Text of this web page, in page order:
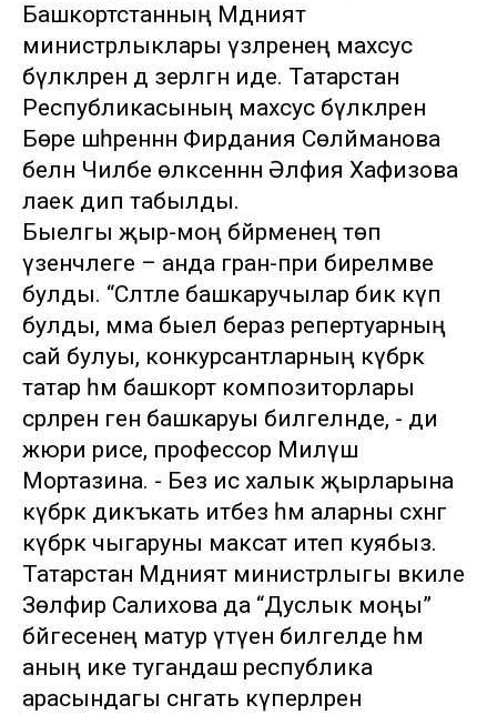
Башкортстанның Мәдәният
министрлыклары үзләренең махсус
бүләкләрен дә әзерләгән иде. Татарстан
Республикасының махсус бүләкләренә
Бөре шәһәреннән Фирдания Сөләйманова
белән Чиләбе өлкәсеннән Әлфия Хафизова
лаек дип табылды.
Быелгы җыр-моң бәйрәменең төп
үзенчәлеге – анда гран-при бирелмәве
булды. “Сәләтле башкаручылар бик күп
булды, әмма быел бераз репертуарның
сай булуы, конкурсантларның күбрәк
татар һәм башкорт композиторлары
әсәрләрен генә башкаруы билгеләнде, - ди
жюри рәисе, профессор Миләүшә
Мортазина. - Без исә халык җырларына
күбрәк дикъкать итәбез һәм аларны сәхнәгә
күбрәк чыгаруны максат итеп куябыз.
Татарстан Мәдәният министрлыгы вәкиле
Зөлфирә Салихова да “Дуслык моңы”
бәйгесенең матур үтүен билгеләде һәм
аның ике тугандаш республика
арасындагы сәнгать күперләрен